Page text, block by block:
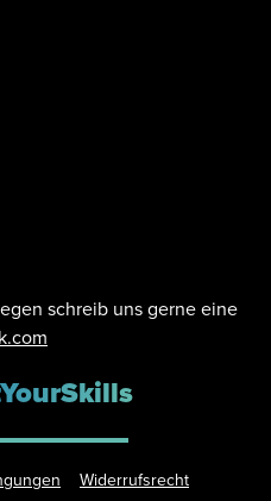
schreib uns gerne eine
Widerrufsrecht